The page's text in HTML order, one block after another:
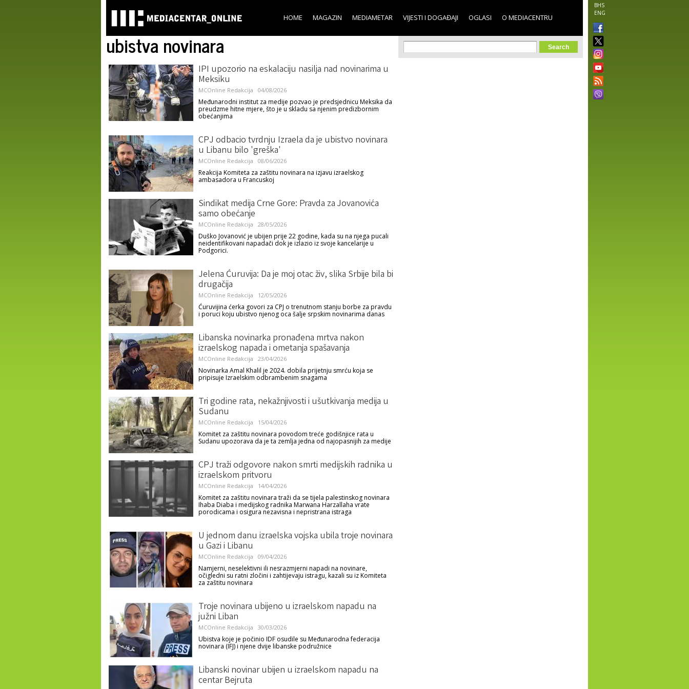
main
content
BHS
ENG
HOME MAGAZIN MEDIAMETAR VIJESTI I DOGAĐAJI OGLASI O MEDIACENTRU
ubistva novinara
IPI upozorio na eskalaciju nasilja nad novinarima u
Meksiku
MCOnline Redakcija 04/08/2026
Međunarodni institut za medije pozvao je predsjednicu Meksika da
preudzme hitne mjere, što je u skladu sa njenim predizbornim
obećanjima
CPJ odbacio tvrdnju Izraela da je ubistvo novinara
u Libanu bilo 'greška'
MCOnline Redakcija 08/06/2026
Reakcija Komiteta za zaštitu novinara na izjavu izraelskog
ambasadora u Francuskoj
Sindikat medija Crne Gore: Pravda za Jovanovića
samo obećanje
MCOnline Redakcija 28/05/2026
Duško Jovanović je ubijen prije 22 godine, kada su na njega pucali
neidentifikovani napadači dok je izlazio iz svoje kancelarije u
Podgorici.
Jelena Ćuruvija: Da je moj otac živ, slika Srbije bila bi
drugačija
MCOnline Redakcija 12/05/2026
Ćuruvijina ćerka govori za CPJ o trenutnom stanju borbe za pravdu
i poruci koju ubistvo njenog oca šalje srpskim novinarima danas
Libanska novinarka pronađena mrtva nakon
izraelskog napada i ometanja spašavanja
MCOnline Redakcija 23/04/2026
Novinarka Amal Khalil je 2024. dobila prijetnju smrću koja se
pripisuje Izraelskim odbrambenim snagama
Tri godine rata, nekažnjivosti i ušutkivanja medija u
Sudanu
MCOnline Redakcija 15/04/2026
Komitet za zaštitu novinara povodom treće godišnjice rata u
Sudanu upozorava da je ta zemlja jedna od najopasnijih za medije
CPJ traži odgovore nakon smrti medijskih radnika u
izraelskom pritvoru
MCOnline Redakcija 14/04/2026
Komitet za zaštitu novinara traži da se tijela palestinskog novinara
Ihaba Diaba i medijskog radnika Marwana Harzallaha vrate
porodicama i osigura nezavisna i nepristrana istraga
U jednom danu izraelska vojska ubila troje novinara
u Gazi i Libanu
MCOnline Redakcija 09/04/2026
Namjerni, neselektivni ili nesrazmjerni napadi na novinare,
očigledni su ratni zločini i zahtijevaju istragu, kazali su iz Komiteta
za zaštitu novinara
Troje novinara ubijeno u izraelskom napadu na
južni Liban
MCOnline Redakcija 30/03/2026
Ubistva koje je počinio IDF osudile su Međunarodna federacija
novinara (IFJ) i njene dvije libanske podružnice
Libanski novinar ubijen u izraelskom napadu na
centar Bejruta
Search form
Search